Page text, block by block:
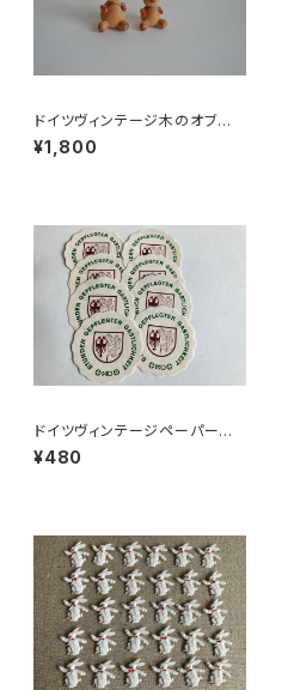
ドイツヴィンテージ木のオブジェ
「クマのおやこ」
¥1,800
ドイツヴィンテージペーパーコ
ースター8枚組●HO
¥480